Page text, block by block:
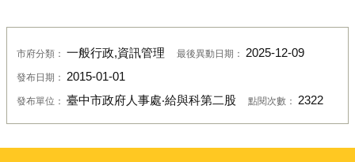
市府分類： 一般行政,資訊管理 最後異動日期： 2025-12-09
發布日期： 2015-01-01
發布單位： 臺中市政府人事處‧給與科第二股 點閱次數： 2322